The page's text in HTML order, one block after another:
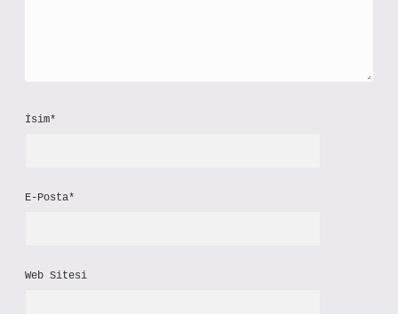
İsim*
E-Posta*
Web Sitesi